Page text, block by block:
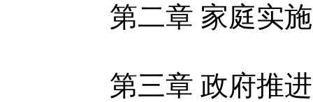
第二章 家庭实施
第三章 政府推进